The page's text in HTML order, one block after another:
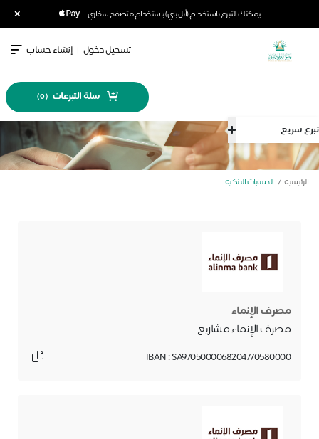
يمكنك التبرع باستخدام (أبل باي) باستخدام متصفح سفاري ×
تبرع سريع
تسجيل دخول | إنشاء حساب
سلة التبرعات (
0
)
الرئيسية الحسابات البنكية
مصرف الإنماء
مصرف الإنماء مشاريع
IBAN : SA9705000068204770580000